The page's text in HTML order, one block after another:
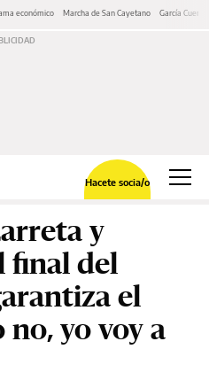
económico Marcha de San Cayetano García Cuerva
Hacete socia/o
y
final del
el
yo voy a